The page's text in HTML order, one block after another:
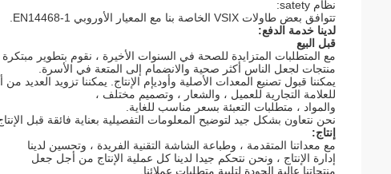
نظام satety:
تتوافق بعض طاولات VSIX الخاصة بنا مع المعيار الأوروبي EN14468-1.
لدينا خدمة الدفع:
قبل البيع
مع المتطلبات المتزايدة للصحة في السنوات الأخيرة ، نقوم بتطوير مبتكرة
منتجات لجعل الناس أكثر صحية والانضمام إلى المتعة في الأسرة.
يمكننا قبول تصنيع المعدات الأصلية وأوديإم الإنتاج. يمكننا تزويد
للعلامة التجارية للعميل ، والشعار ، وتصميم مختلف ،
والمواد ، متطلبات التعبئة بسعر مناسب للغاية.
نحن نتعاون بشكل جيد لتوضيح المعلومات التفصيلية بعناية فائقة قبل
إنتاج:
مع معداتنا المتقدمة ، وطباعة الشاشة التقنية الفريدة ، وتحسين لدينا
إدارة الإنتاج ، ونحن نتحكم جيدا لدينا كل عملية الإنتاج من أجل جعل
منتجاتنا عالية الجودة لتلبية متطلبات عملائنا.